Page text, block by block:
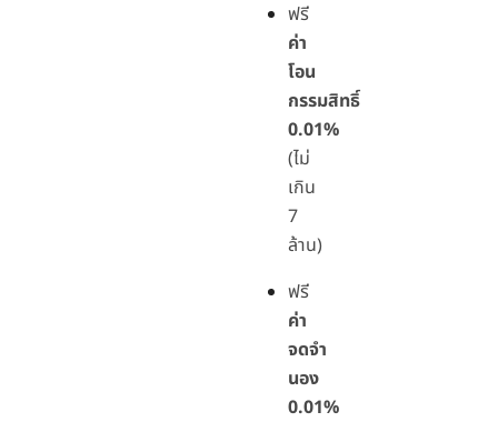
ฟรี
ค่า
โอน
กรรมสิทธิ์
0.01%
(ไม่
เกิน
7
ล้าน)
ฟรี
ค่า
จดจำ
นอง
0.01%